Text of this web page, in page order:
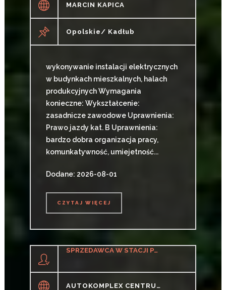
MARCIN KAPICA
Opolskie/ Kadłub
wykonywanie instalacji elektrycznych
w budynkach mieszkalnych, halach
produkcyjnych Wymagania
konieczne: Wykształcenie:
zasadnicze zawodowe Uprawnienia:
Prawo jazdy kat. B Uprawnienia:
bardzo dobra organizacja pracy,
komunkatywność, umiejetność...
Dodane: 2026-08-01
CZYTAJ WIĘCEJ
SPRZEDAWCA W STACJI PALIW (K/M)
AUTOKOMPLEX CENTRUM HANDLOWO-USŁUGOWE IRENA KUBZDA